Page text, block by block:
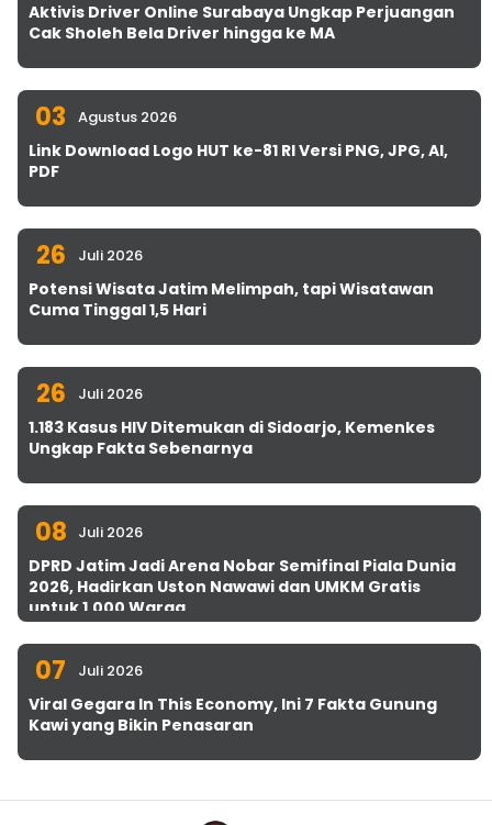
Aktivis Driver Online Surabaya Ungkap Perjuangan
Cak Sholeh Bela Driver hingga ke MA
03 Agustus 2026
Link Download Logo HUT ke-81 RI Versi PNG, JPG, AI,
PDF
26 Juli 2026
Potensi Wisata Jatim Melimpah, tapi Wisatawan
Cuma Tinggal 1,5 Hari
26 Juli 2026
1.183 Kasus HIV Ditemukan di Sidoarjo, Kemenkes
Ungkap Fakta Sebenarnya
08 Juli 2026
DPRD Jatim Jadi Arena Nobar Semifinal Piala Dunia
2026, Hadirkan Uston Nawawi dan UMKM Gratis
untuk 1.000 Warga
07 Juli 2026
Viral Gegara In This Economy, Ini 7 Fakta Gunung
Kawi yang Bikin Penasaran